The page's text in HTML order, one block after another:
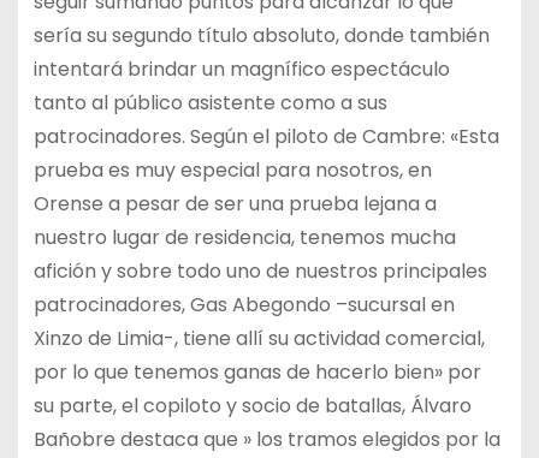
sería su segundo título absoluto, donde también
intentará brindar un magnífico espectáculo
tanto al público asistente como a sus
patrocinadores. Según el piloto de Cambre: «Esta
prueba es muy especial para nosotros, en
Orense a pesar de seruna prueba lejana a
nuestro lugar de residencia, tenemos mucha
afición y sobre todo uno de nuestros principales
patrocinadores, Gas Abegondo –sucursal en
Xinzo de Limia-, tiene allí su actividad comercial,
por lo que tenemos ganas de hacerlo bien» por
su parte, elcopiloto y socio de batallas, Álvaro
Bañobre destaca que » los tramos elegidos por la